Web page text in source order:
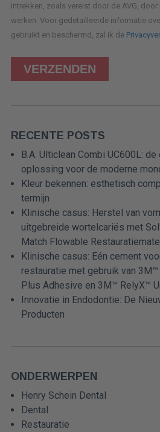
intrekken, zoals vereist door de AVG,
werken. Voor gedetailleerde informatie
gebruikt en beschermd, zal ik de
RECENTE POSTS
B.A. Ulticlean Combi UC600L:
oplossing voor de moderne
Kleur bekennen: esthetisch
termijn
Klinische casus: Herstel van
uitgebreide wortelcariës met
Match Flowable
Klinische casus: Eén cement
restauratie met gebruik van
Plus Adhesive en 3M™ RelyX™
Innovatie in Endodontie: De
Producten
ONDERWERPEN
Henry Schein Dental
Dental
Restauratie